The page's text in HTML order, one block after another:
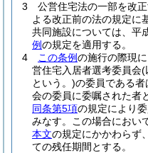
3
公営住宅法の一部を改
よる改正前の法の規定に
共同施設については、平
例の規定を適用する。
4
この条例の施行の際現に
営住宅入居者選考委員会(
という。)の委員である者
会の委員に委嘱された者
同条第5項の規定により
みなす。
この場合におい
本文の規定にかかわらず
ての残任期間とする。